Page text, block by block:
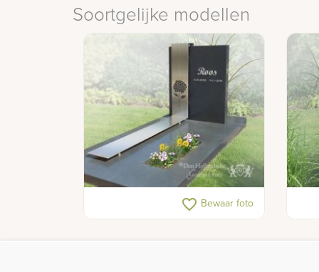
Soortgelijke modellen
favorite_border Bewaar foto